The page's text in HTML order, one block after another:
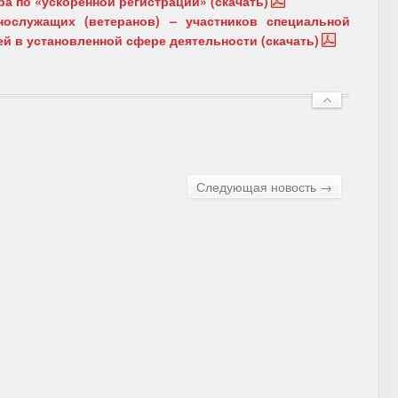
(ветеранов) – участников специальной
в установленной сфере деятельности (скачать)
Следующая новость →